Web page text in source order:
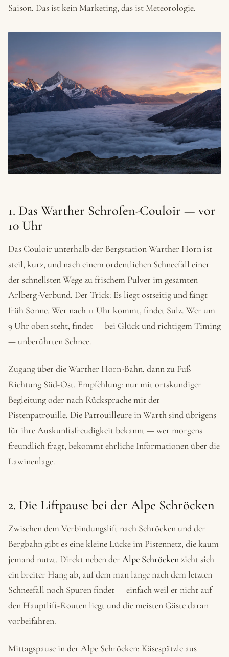
Saison. Das ist kein Marketing, das ist Meteorologie.
1. Das Warther Schrofen-Couloir — vor
10 Uhr
Das Couloir unterhalb der Bergstation Warther Horn ist
steil, kurz, und nach einem ordentlichen Schneefall einer
der schnellsten Wege zu frischem Pulver im gesamten
Arlberg-Verbund. Der Trick: Es liegt ostseitig und fängt
früh Sonne. Wer nach 11 Uhr kommt, findet Sulz. Wer um
9 Uhr oben steht, findet — bei Glück und richtigem Timing
— unberührten Schnee.
Zugang über die Warther Horn-Bahn, dann zu Fuß
Richtung Süd-Ost. Empfehlung: nur mit ortskundiger
Begleitung oder nach Rücksprache mit der
Pistenpatrouille. Die Patrouilleure in Warth sind übrigens
für ihre Auskunftsfreudigkeit bekannt — wer morgens
freundlich fragt, bekommt ehrliche Informationen über die
Lawinenlage.
2. Die Liftpause bei der Alpe Schröcken
Zwischen dem Verbindungslift nach Schröcken und der
Bergbahn gibt es eine kleine Lücke im Pistennetz, die kaum
jemand nutzt. Direkt neben der Alpe Schröckenzieht sich
ein breiter Hang ab, auf dem man lange nach dem letzten
Schneefall noch Spuren findet — einfach weil er nicht auf
den Hauptlift-Routen liegt und die meisten Gäste daran
vorbeifahren.
Mittagspause in der Alpe Schröcken: Käsespätzle aus